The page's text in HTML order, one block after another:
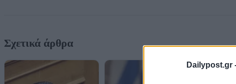
Dailypost.gr
Σχετικά άρθρα